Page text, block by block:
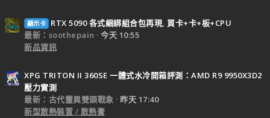
顯示卡
RTX 5090 各式綑綁組合包再現, 買卡+卡+板+CPU
最新：soothepain
今天 10:55
新品資訊
XPG TRITON II 360SE 一體式水冷開箱評測：AMD R9 9950X3D2
壓力實測
最新：古代靈異雙頭戰象
昨天 17:40
新型散熱裝置 / 散熱膏